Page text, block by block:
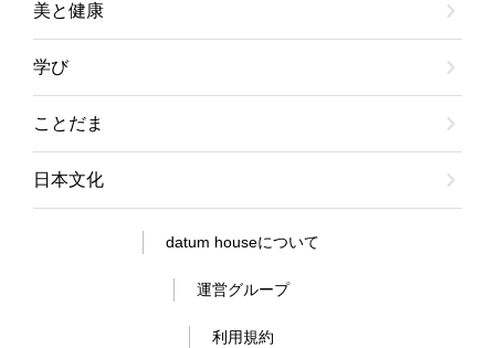
美と健康
学び
ことだま
日本文化
datum houseについて
運営グループ
利用規約